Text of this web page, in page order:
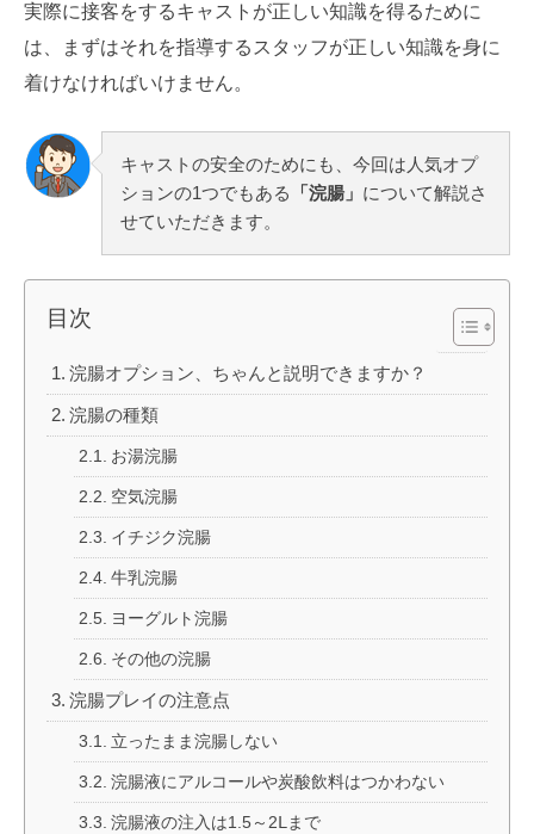
実際に接客をするキャストが正しい知識を得るために
は、まずはそれを指導するスタッフが正しい知識を身に
着けなければいけません。
キャストの安全のためにも、今回は人気オプ
ションの1つでもある
「浣腸」 について解説さ
せていただきます。
目次
浣腸オプション、ちゃんと説明できますか？
浣腸の種類
お湯浣腸
空気浣腸
イチジク浣腸
牛乳浣腸
ヨーグルト浣腸
その他の浣腸
浣腸プレイの注意点
立ったまま浣腸しない
浣腸液にアルコールや炭酸飲料はつかわない
浣腸液の注入は1.5～2Ⅼまで